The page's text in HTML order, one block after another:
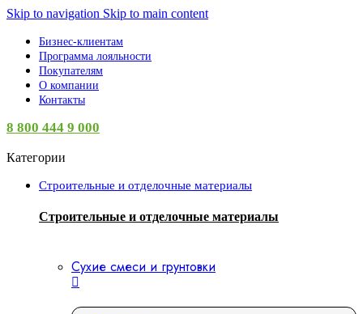
Skip to navigation Skip to main content
Бизнес-клиентам
Программа лояльности
Покупателям
О компании
Контакты
8 800 444 9 000
Категории
Строительные и отделочные материалы
Строительные и отделочные материалы
Сухие смеси и грунтовки